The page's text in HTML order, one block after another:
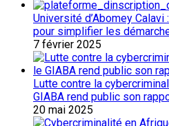
Université d’Abomey
pour simplifier les
7 février 2025
Lutte contre la
GIABA rend public son
20 mai 2025